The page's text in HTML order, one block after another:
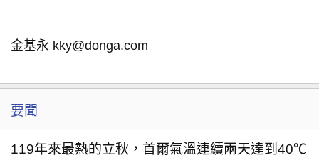
金基永 kky@donga.com
要聞
119年來最熱的立秋，首爾氣溫連續兩天達到40℃